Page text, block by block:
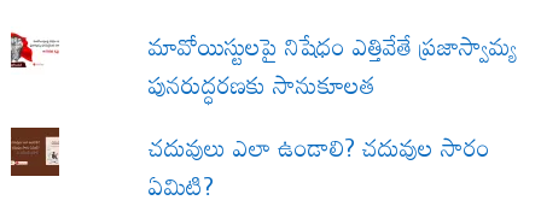
మావోయిస్టులపై నిషేధం ఎత్తివేతే ప్రజాస్వామ్య
పునరుద్ధరణకు సానుకూలత
చదువులు ఎలా ఉండాలి? చదువుల సారం
ఏమిటి?